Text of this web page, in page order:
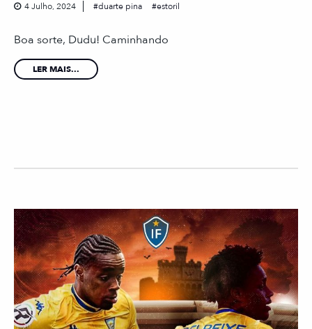
4 Julho, 2024 duarte pina estoril
Boa sorte, Dudu! Caminhando
LER MAIS...